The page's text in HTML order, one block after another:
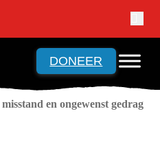
DONEER
en ongewenst gedrag